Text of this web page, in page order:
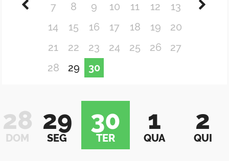
7
8 9 10 11 12
13
14
15 16 17 18 19
20
21
22 23 24 25 26
27
28
29 30
28
DOM
29
SEG
30
TER
1
QUA
2
QUI